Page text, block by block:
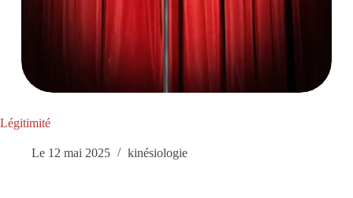
Légitimité
Le 12 mai 2025 kinésiologie